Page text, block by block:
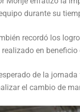
durante su
recordó los
en beneficio
de la
el cambio de